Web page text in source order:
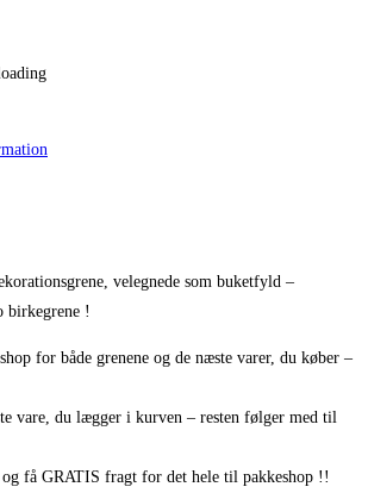
velegnede som buketfyld –
birkegrene !
for både grenene og de næste varer, du køber –
vare, du lægger i kurven – resten følger med til
få GRATIS fragt for det hele til pakkeshop !!